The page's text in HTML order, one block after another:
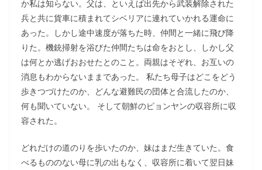
か私は知らない。父は、といえば出先から武装解除された
兵と共に貨車に積まれてシベリアに連れていかれる運命に
あった。しかし途中速度が落ちた時、仲間と一緒に飛び降
りた。機銃掃射を浴びた仲間たちは命をおとし、しかし父
は何とか逃げおおせたとのこと。両親はそぞれ、お互いの
消息もわからないままであった。 私たち母子はどこをどう
歩きつづけたのか、どんな避難民の団体と合流したのか、
何も聞いていない。 そして朝鮮のピョンヤンの収容所に収
容された。
どれだけの道のりを歩いたのか、妹はまだ生きていた。食
べるもののない母に乳の出もなく、収容所に着いて翌日妹